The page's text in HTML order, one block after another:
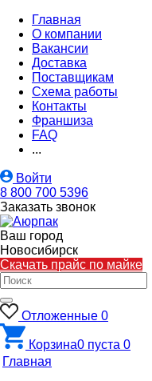
Главная
О компании
Вакансии
Доставка
Поставщикам
Схема работы
Контакты
Франшиза
FAQ
...
Войти
8 800 700 5396
Заказать звонок
Ваш город
Новосибирск
Скачать прайс по майке
Отложенные 0
Корзина0 пуста 0
Главная